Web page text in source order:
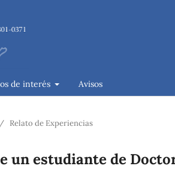
de interés Avisos
/ Relato de Experiencias
un estudiante de